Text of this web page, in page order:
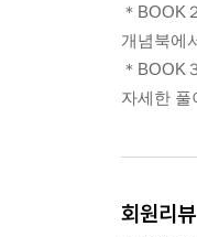
＊BOOK
개념북에
＊BOOK
자세한 풀
회원리뷰